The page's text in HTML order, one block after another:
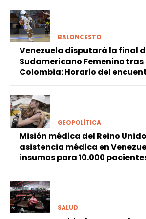
BALONCESTO
Venezuela disputará la final
Sudamericano Femenino tras
Colombia: Horario del
GEOPOLÍTICA
Misión médica del Reino
asistencia médica en
insumos para 10.000
SALUD